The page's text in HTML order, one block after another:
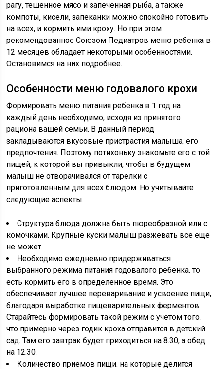
рагу, тешенное мясо и запеченная рыба, а также
компоты, кисели, запеканки можно спокойно готовить
на всех, и кормить ими кроху. Но при этом
рекомендованное Союзом Педиатров меню ребенка в
12 месяцев обладает некоторыми особенностями.
Остановимся на них подробнее.
Особенности меню годовалого крохи
Формировать меню питания ребенка в 1 год на
каждый день необходимо, исходя из принятого
рациона вашей семьи. В данный период
закладываются вкусовые пристрастия малыша, его
предпочтения. Поэтому потихоньку знакомьте его с той
пищей, к которой вы привыкли, чтобы в будущем
малыш не отворачивался от тарелки с
приготовленным для всех блюдом. Но учитывайте
следующие аспекты.
Структура блюда должна быть пюреобразной или с
комочками. Крупные куски малыш разжевать все еще
не может.
Необходимо ежедневно придерживаться
выбранного режима питания годовалого ребенка. то
есть кормить его в определенное время. Это
обеспечивает лучшее переваривание и усвоение пищи,
благодаря выработке пищеварительных ферментов.
Старайтесь формировать такой режим с учетом того,
что примерно через годик кроха отправится в детский
сад. Там его завтрак будет приходиться на 8.30, а обед
на 12.30.
Количество приемов пищи. на которые делится